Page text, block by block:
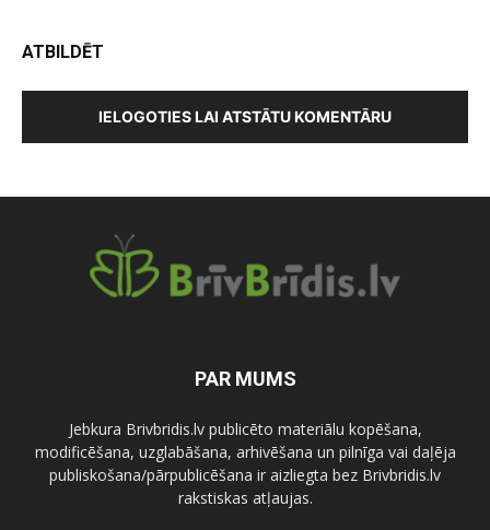
ATBILDĒT
IELOGOTIES LAI ATSTĀTU KOMENTĀRU
PAR MUMS
Jebkura Brivbridis.lv publicēto materiālu kopēšana,
modificēšana, uzglabāšana, arhivēšana un pilnīga vai daļēja
publiskošana/pārpublicēšana ir aizliegta bez Brivbridis.lv
rakstiskas atļaujas.